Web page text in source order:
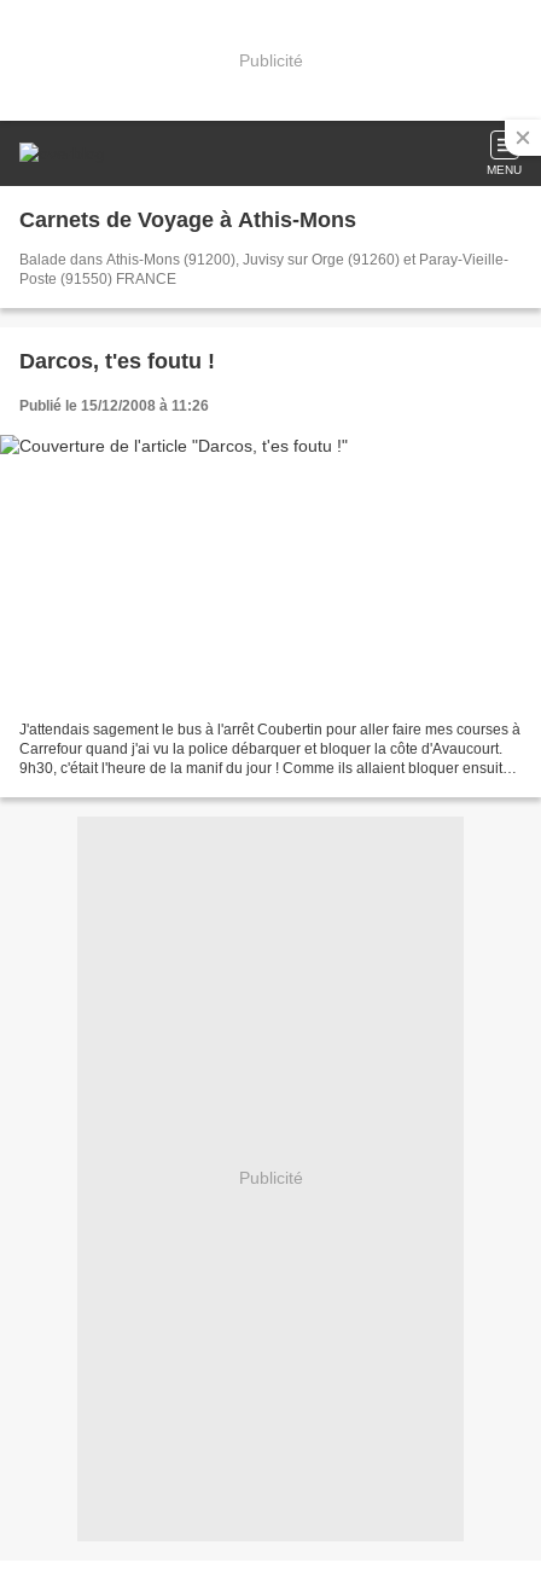
Publicité
MENU
Carnets de Voyage à Athis-Mons
Balade dans Athis-Mons (91200), Juvisy sur Orge (91260) et Paray-Vieille-
Poste (91550) FRANCE
Darcos, t'es foutu !
Publié le 15/12/2008 à 11:26
J'attendais sagement le bus à l'arrêt Coubertin pour aller faire mes courses à
Carrefour quand j'ai vu la police débarquer et bloquer la côte d'Avaucourt.
9h30, c'était l'heure de la manif du jour ! Comme ils allaient bloquer ensuite
Publicité